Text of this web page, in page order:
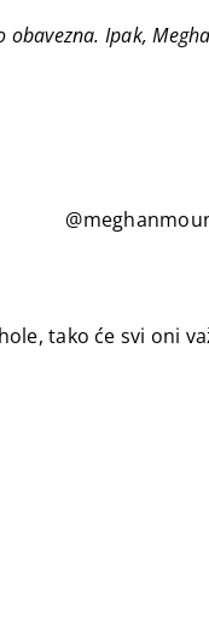
Ipak,
tako će svi oni